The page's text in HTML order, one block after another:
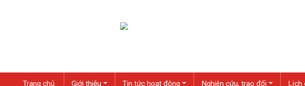
Trang chủ Giới thiệu Tin tức hoạt động Nghiên cứu, trao đổi Lịch